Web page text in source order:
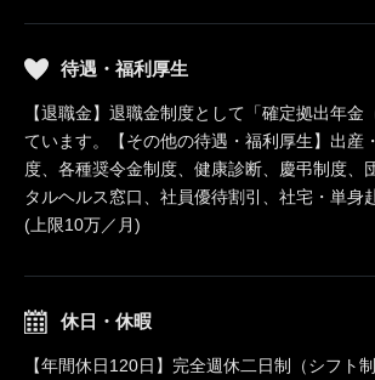
待遇・福利厚生
【退職金】退職金制度として「確定拠出年金
ています。【その他の待遇・福利厚生】出産
度、各種奨令金制度、健康診断、慶弔制度、
タルヘルス窓口、社員優待割引、社宅・単身
(上限10万／月)
休日・休暇
【年間休日120日】完全週休二日制（シフト